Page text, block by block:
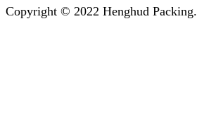
Facebook
Instagram
Tik-
tok
Line
Email
Copyright © 2022 Henghud Packing.